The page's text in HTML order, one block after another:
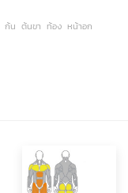
ก้น ต้นขา ท้อง หน้าอก